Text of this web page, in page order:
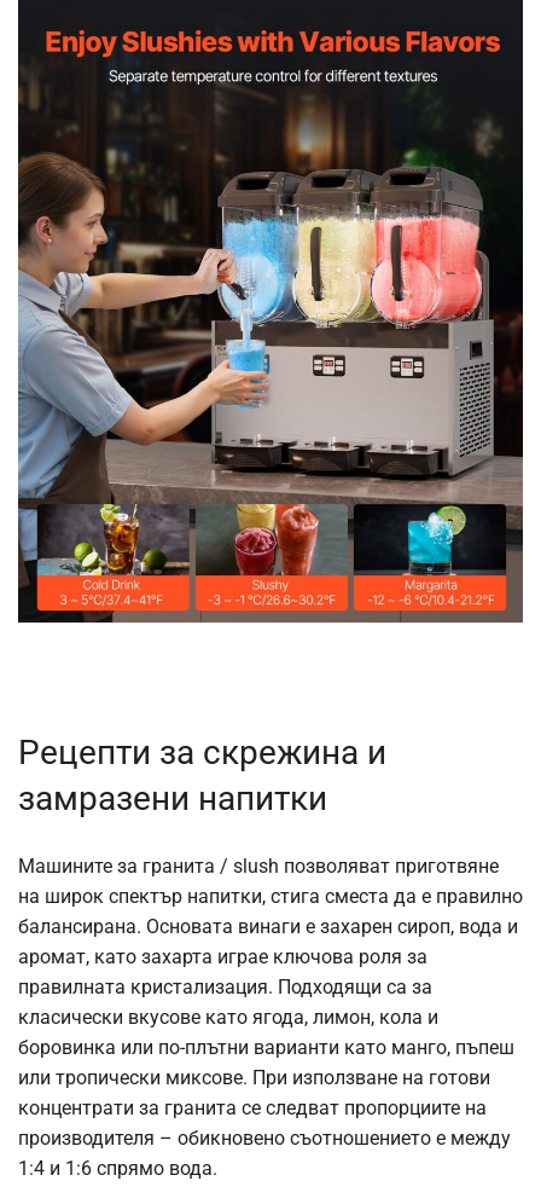
Рецепти за скрежина и
замразени напитки
Машините за гранита / slush позволяват приготвяне
на широк спектър напитки, стига сместа да е правилно
балансирана. Основата винаги е захарен сироп, вода и
аромат, като захарта играе ключова роля за
правилната кристализация. Подходящи са за
класически вкусове като ягода, лимон, кола и
боровинка или по-плътни варианти като манго, пъпеш
или тропически миксове. При използване на готови
концентрати за гранита се следват пропорциите на
производителя – обикновено съотношението е между
1:4 и 1:6 спрямо вода.